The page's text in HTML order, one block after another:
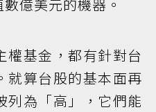
億美元的機器。
權基金，都有針對台
就算台股的基本面再
列為「高」，它們能